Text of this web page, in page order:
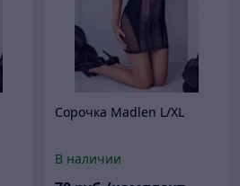
Сорочка Madlen L/XL
В наличии